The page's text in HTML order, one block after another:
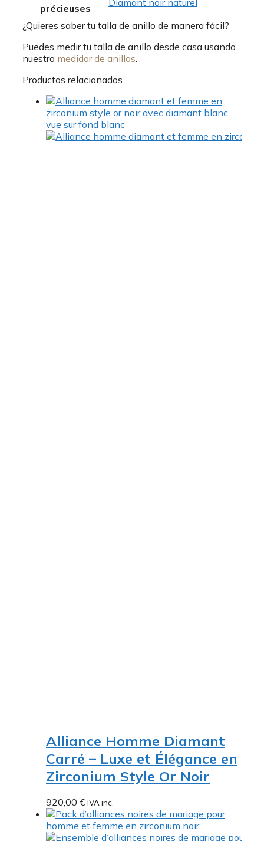
précieuses
¿Quieres saber tu talla de anillo de manera fácil?
Puedes medir tu talla de anillo desde casa usando
nuestro medidor de anillos
Productos relacionados
Alliance Homme Diamant
Carré – Luxe et Élégance en
Zirconium Style Or Noir
920,00 € IVA inc.